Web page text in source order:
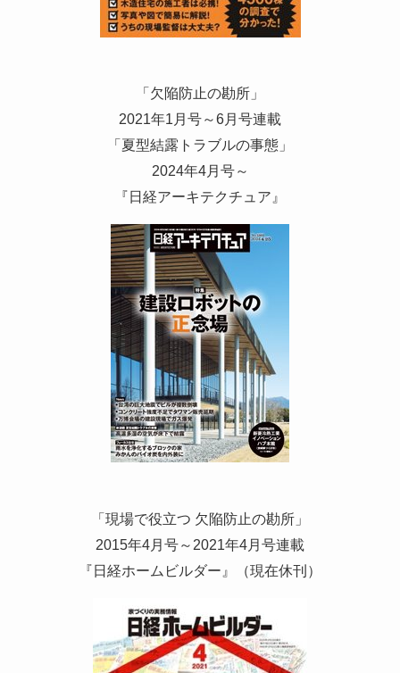
「欠陥防止の勘所」
2021年1月号～6月号連載
「夏型結露トラブルの事態」
2024年4月号～
『日経アーキテクチュア』
「現場で役立つ 欠陥防止の勘所」
2015年4月号～2021年4月号連載
『日経ホームビルダー』（現在休刊）